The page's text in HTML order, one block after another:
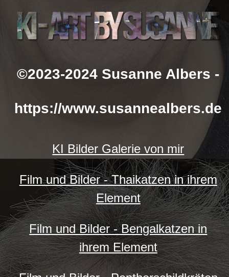
©2023-2024 Susanne Albers -
https://www.susannealbers.de
KI Bilder Galerie von mir
Film und Bilder - Thaikatzen in ihrem
Element
Film und Bilder - Bengalkatzen in
ihrem Element